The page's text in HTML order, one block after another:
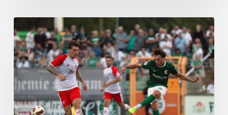
Pleite:
Chemie
kassiert
späten
Knockout
gegen
Halle